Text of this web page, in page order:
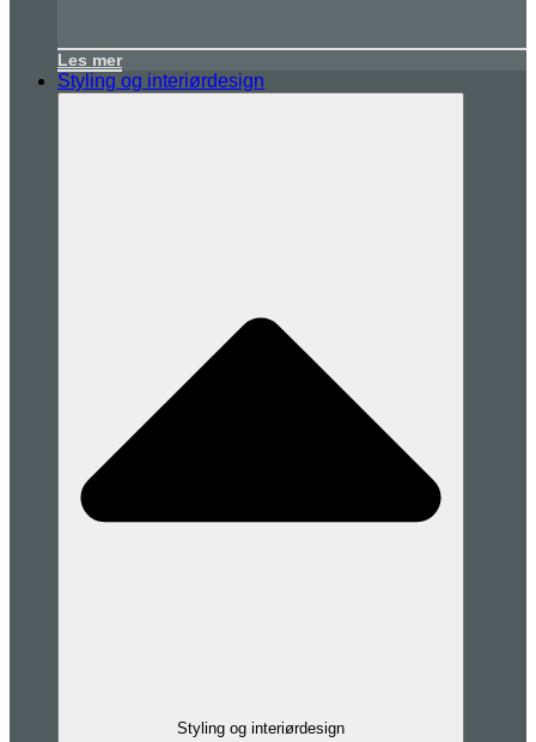
Les mer
Styling og interiørdesign
Styling og interiørdesign